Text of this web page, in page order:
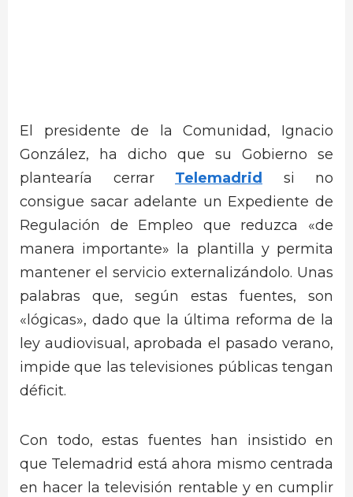
El presidente de la Comunidad, Ignacio
González, ha dicho que su Gobierno se
plantearía cerrar Telemadrid
si no
consigue sacar adelante un Expediente de
Regulación de Empleo que reduzca «de
manera importante» la plantilla y permita
mantener el servicio externalizándolo. Unas
palabras que, según estas fuentes, son
«lógicas», dado que la última reforma de la
ley audiovisual, aprobada el pasado verano,
impide que las televisiones públicas tengan
déficit.
Con todo, estas fuentes han insistido en
que Telemadrid está ahora mismo centrada
en hacer la televisión rentable y en cumplir